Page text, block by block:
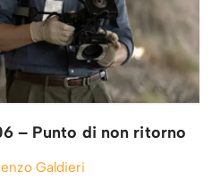
– Punto di non ritorno
Galdieri